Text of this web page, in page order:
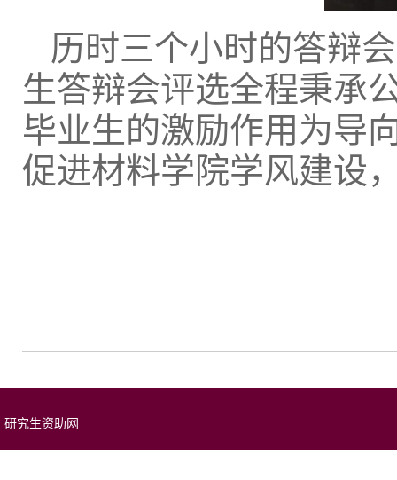
历时三个小时的答辩
生答辩会评选全程秉承
毕业生的激励作用为导
促进材料学院学风建设
研究生资助网